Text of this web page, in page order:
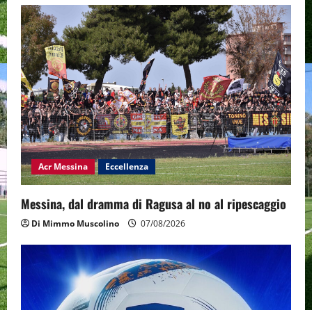
Acr Messina Eccellenza
Messina, dal dramma di Ragusa al no al ripescaggio
Di Mimmo Muscolino 07/08/2026